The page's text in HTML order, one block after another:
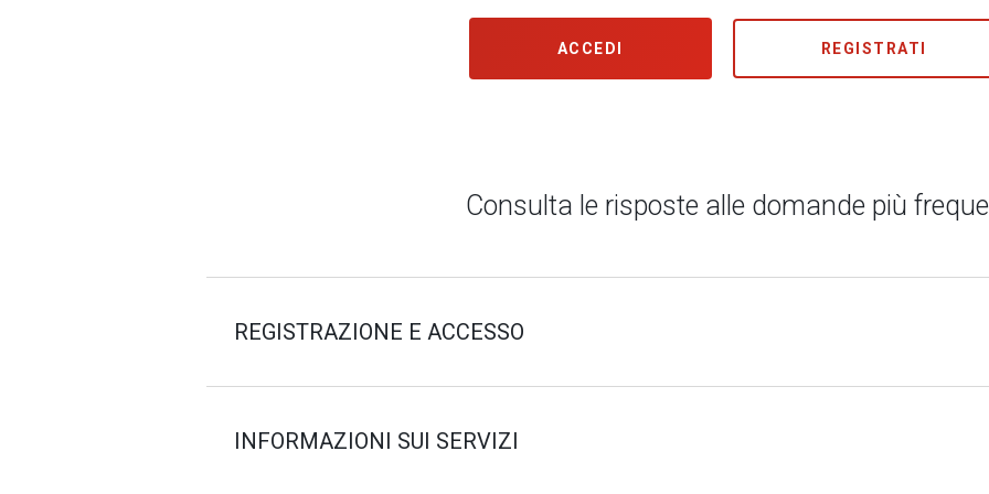
ACCEDI REGISTRATI
Consulta le risposte alle domande più
REGISTRAZIONE E ACCESSO
INFORMAZIONI SUI SERVIZI